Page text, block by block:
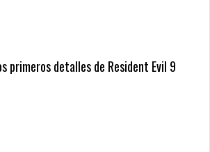
primeros detalles de Resident Evil 9